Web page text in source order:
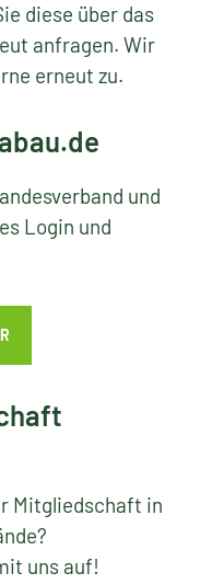
diese über das
anfragen. Wir
erneut zu.
und
Login und
Mitgliedschaft in
uns auf!